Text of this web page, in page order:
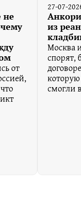
не
от
27-07-
из
Москва
спорят,
смогли